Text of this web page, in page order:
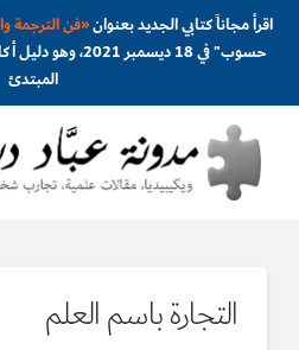
اقرأ مجاناً كتابي الجديد بعنوان«فن الترجمة
حسوب" في 18
المبتدئ
التجارة باسم العلم